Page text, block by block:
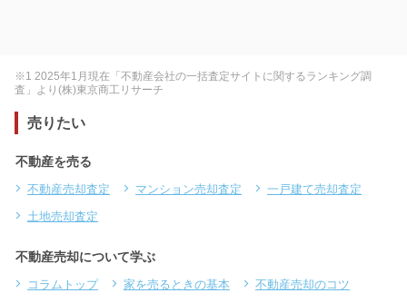
※1 2025年1月現在「不動産会社の一括査定サイトに関するランキング調
査」より(株)東京商工リサーチ
売りたい
不動産を売る
不動産売却査定 マンション売却査定
一戸建て売却査定
土地売却査定
不動産売却について学ぶ
コラムトップ 家を売るときの基本
不動産売却のコツ